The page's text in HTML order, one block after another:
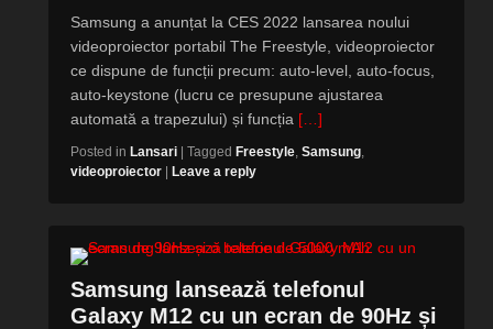
Samsung a anunțat la CES 2022 lansarea noului
videoproiector portabil The Freestyle, videoproiector
ce dispune de funcții precum: auto-level, auto-focus,
auto-keystone (lucru ce presupune ajustarea
automată a trapezului) și funcția […]
Posted in Lansari Tagged Freestyle, Samsung,
videoproiector
Leave a reply
Samsung lansează telefonul
Galaxy M12 cu un ecran de 90Hz și